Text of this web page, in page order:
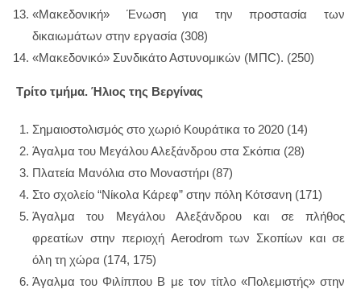
«Μακεδονική» Ένωση για την προστασία των
δικαιωμάτων στην εργασία (308)
«Μακεδονικό» Συνδικάτο Αστυνομικών (MΠC). (250)
Τρίτο τμήμα. Ήλιος της Βεργίνας
Σημαιοστολισμός στο χωριό Κουράτικα το 2020 (14)
Άγαλμα του Μεγάλου Αλεξάνδρου στα Σκόπια (28)
Πλατεία Μανόλια στο Μοναστήρι (87)
Στο σχολείο “Νίκολα Κάρεφ” στην πόλη Κότσανη (171)
Άγαλμα του Μεγάλου Αλεξάνδρου και σε πλήθος
φρεατίων στην περιοχή Aerodrom των Σκοπίων και σε
όλη τη χώρα (174, 175)
Άγαλμα του Φιλίππου Β με τον τίτλο «Πολεμιστής» στην